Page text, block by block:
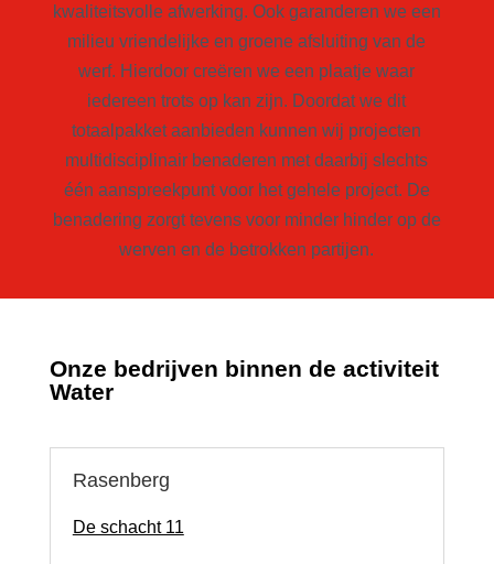
kwaliteitsvolle afwerking. Ook garanderen we een
milieu vriendelijke en groene afsluiting van de
werf. Hierdoor creëren we een plaatje waar
iedereen trots op kan zijn. Doordat we dit
totaalpakket aanbieden kunnen wij projecten
multidisciplinair benaderen met daarbij slechts
één aanspreekpunt voor het gehele project. De
benadering zorgt tevens voor minder hinder op de
werven en de betrokken partijen.​
Onze bedrijven binnen de activiteit
Water
Rasenberg
De schacht 11